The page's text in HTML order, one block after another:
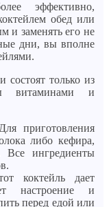
эффективно,
обед или
и заменять его не
дни, вы вполне
состоят только из
витаминами и
приготовления
либо кефира,
ингредиенты
коктейль дает
настроение и
перед едой или